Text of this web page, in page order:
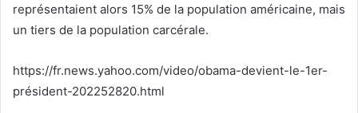
représentaient alors 15% de la population américaine, mais
un tiers de la population carcérale.
https://fr.news.yahoo.com/video/obama-devient-le-1er-
président-202252820.html